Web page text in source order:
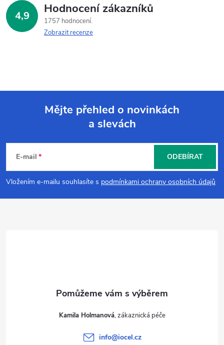
4,9 Hodnocení zákazníků
1757 hodnocení
Zobrazit recenze
p
a
Mějte přehled o novinkách
a slevách
E-mail
Vložením e-mailu souhlasíte s podmínkami ochrany osobních údajů
ODEBÍRAT
Kamila Holmanová
info@iocel.cz